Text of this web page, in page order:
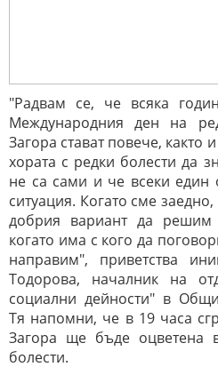
"Радвам се, че всяка
Международния ден на
Загора стават повече, както
хората с редки болести да
не са сами и че всеки един
ситуация. Когато сме
добрия вариант да
когато има с кого да
направим", приветства
Тодорова, началник на
социални дейности" в
Тя напомни, че в 19 часа
Загора ще бъде оцветена
болести.